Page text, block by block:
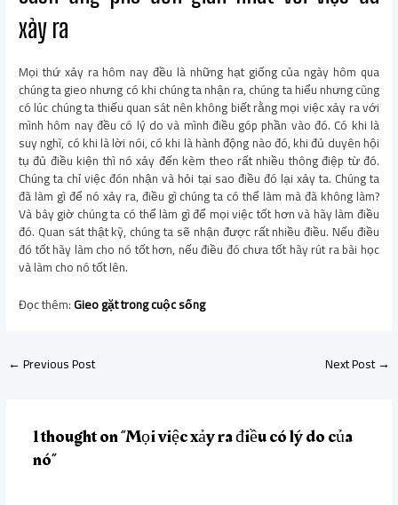
xảy ra
Mọi thứ xảy ra hôm nay đều là những hạt giống của ngày hôm qua
chúng ta gieo nhưng có khi chúng ta nhận ra, chúng ta hiểu nhưng cũng
có lúc chúng ta thiếu quan sát nên không biết rằng mọi việc xảy ra với
mình hôm nay đều có lý do và mình điều góp phần vào đó. Có khi là
suy nghĩ, có khi là lời nói, có khi là hành động nào đó, khi đủ duyên hội
tụ đủ điều kiện thì nó xảy đến kèm theo rất nhiều thông điệp từ đó.
Chúng ta chỉ việc đón nhận và hỏi tại sao điều đó lại xảy ta. Chúng ta
đã làm gì để nó xảy ra, điều gì chúng ta có thể làm mà đã không làm?
Và bây giờ chúng ta có thể làm gì để mọi việc tốt hơn và hãy làm điều
đó. Quan sát thật kỹ, chúng ta sẽ nhận được rất nhiều điều. Nếu điều
đó tốt hãy làm cho nó tốt hơn, nếu điều đó chưa tốt hãy rút ra bài học
và làm cho nó tốt lên.
Đọc thêm:Gieo gặt trong cuộc sống
←Previous Post Next Post→
1 thought on “Mọi việc xảy ra điều có lý do của
nó”